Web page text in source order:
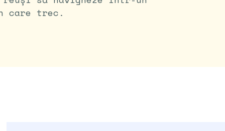
care trec.